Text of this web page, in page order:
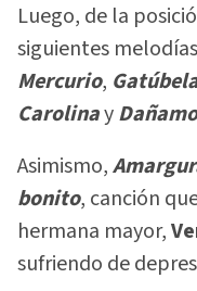
Luego, de la
siguientes
Mercurio,
Carolinay
Asimismo,
bonito, canción
hermana mayor,
sufriendo de